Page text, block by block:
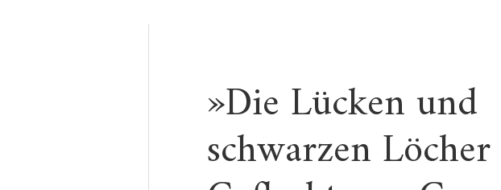
»Die Lücken und
schwarzen